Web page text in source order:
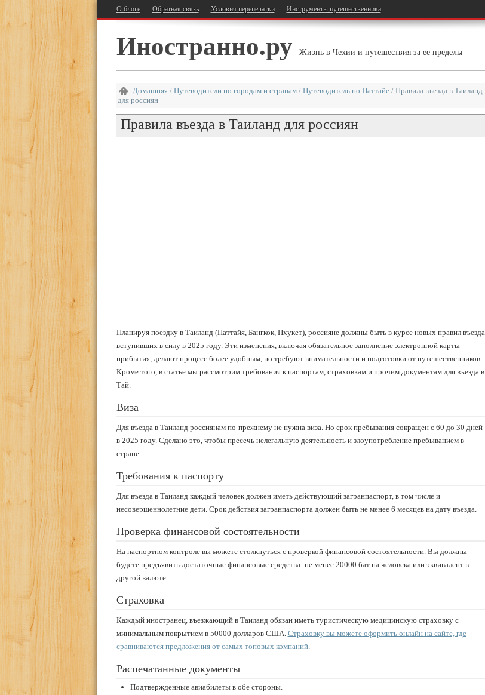
О блоге Обратная связь Условия перепечатки Инструменты путешественника
Иностранно.ру Жизнь в Чехии и путешествия за ее пределы
Домашняя/ Путеводители по городам и странам/ Путеводитель по Паттайе/ Правила въезда в Таиланд
для россиян
Правила въезда в Таиланд для россиян
Планируя поездку в Таиланд (Паттайя, Бангкок, Пхукет), россияне должны быть в курсе новых правил въезда,
вступивших в силу в 2025 году. Эти изменения, включая обязательное заполнение электронной карты
прибытия, делают процесс более удобным, но требуют внимательности и подготовки от путешественников.
Кроме того, в статье мы рассмотрим требования к паспортам, страховкам и прочим документам для въезда в
Тай.
Виза
Для въезда в Таиланд россиянам по-прежнему не нужна виза. Но срок пребывания сокращен с 60 до 30 дней
в 2025 году. Сделано это, чтобы пресечь нелегальную деятельность и злоупотребление пребыванием в
стране.
Требования к паспорту
Для въезда в Таиланд каждый человек должен иметь действующий загранпаспорт, в том числе и
несовершеннолетние дети. Срок действия загранпаспорта должен быть не менее 6 месяцев на дату въезда.
Проверка финансовой состоятельности
На паспортном контроле вы можете столкнуться с проверкой финансовой состоятельности. Вы должны
будете предъявить достаточные финансовые средства: не менее 20000 бат на человека или эквивалент в
другой валюте.
Страховка
Каждый иностранец, въезжающий в Таиланд обязан иметь туристическую медицинскую страховку с
минимальным покрытием в 50000 долларов США. Страховку вы можете оформить онлайн на сайте, где
сравниваются предложения от самых топовых компаний.
Распечатанные документы
Подтвержденные авиабилеты в обе стороны.